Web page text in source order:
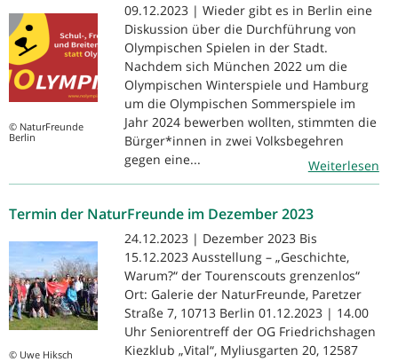
© NaturFreunde
Berlin
09.12.2023 | Wieder gibt es in Berlin eine
Diskussion über die Durchführung von
Olympischen Spielen in der Stadt.
Nachdem sich München 2022 um die
Olympischen Winterspiele und Hamburg
um die Olympischen Sommerspiele im
Jahr 2024 bewerben wollten, stimmten die
Bürger*innen in zwei Volksbegehren
gegen eine...
Weiterlesen
Termin der NaturFreunde im Dezember 2023
© Uwe Hiksch
24.12.2023 | Dezember 2023 Bis
15.12.2023 Ausstellung – „Geschichte,
Warum?“ der Tourenscouts grenzenlos“
Ort: Galerie der NaturFreunde, Paretzer
Straße 7, 10713 Berlin 01.12.2023 | 14.00
Uhr Seniorentreff der OG Friedrichshagen
Kiezklub „Vital“, Myliusgarten 20, 12587